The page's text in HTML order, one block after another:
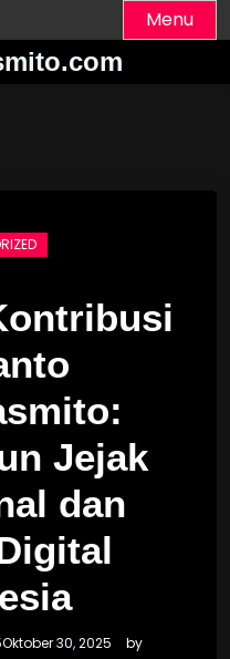
Menu
Jejak
dan
Oktober 30, 2025
by